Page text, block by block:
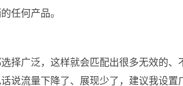
任何产品。
择广泛，这样就会匹配出很多无效的、
说流量下降了、展现少了，建议我设置